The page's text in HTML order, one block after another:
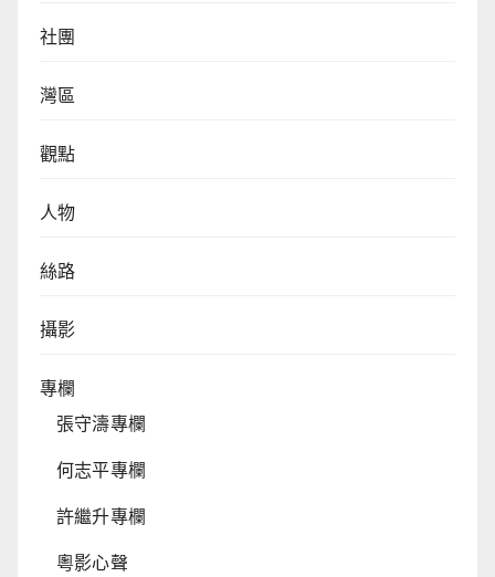
社團
灣區
觀點
人物
絲路
攝影
專欄
張守濤專欄
何志平專欄
許繼升專欄
粵影心聲